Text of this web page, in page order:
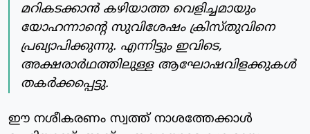
മറികടക്കാന്‍ കഴിയാത്ത വെളിച്ചമായും
യോഹന്നാന്റെ സുവിശേഷം ക്രിസ്തുവിനെ
പ്രഖ്യാപിക്കുന്നു. എന്നിട്ടും ഇവിടെ,
അക്ഷരാര്‍ഥത്തിലുള്ള ആഘോഷവിളക്കുകള്‍
തകര്‍ക്കപ്പെട്ടു.
ഈ നശീകരണം സ്വത്ത് നാശത്തേക്കാള്‍